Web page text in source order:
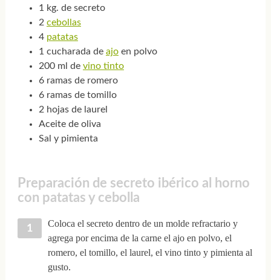
1 kg. de secreto
2 cebollas
4 patatas
1 cucharada de ajoen polvo
200 ml de vino tinto
6 ramas de romero
6 ramas de tomillo
2 hojas de laurel
Aceite de oliva
Sal y pimienta
Preparación de secreto ibérico al horno
con patatas y cebolla
Coloca el secreto dentro de un molde refractario y
agrega por encima de la carne el ajo en polvo, el
romero, el tomillo, el laurel, el vino tinto y pimienta al
gusto.